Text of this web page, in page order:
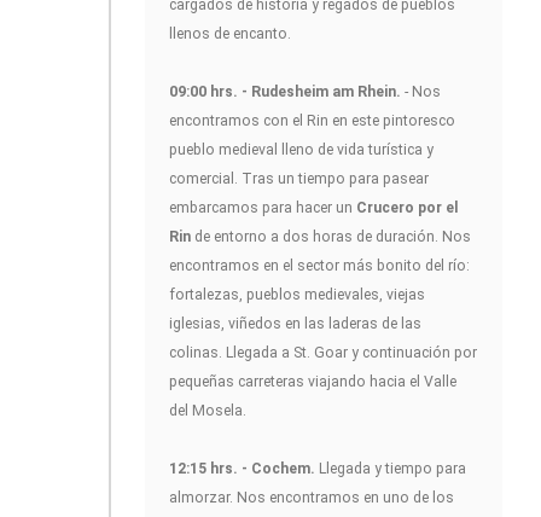
cargados de historia y regados de pueblos
llenos de encanto.
09:00 hrs. - Rudesheim am Rhein. - Nos
encontramos con el Rin en este pintoresco
pueblo medieval lleno de vida turística y
comercial. Tras un tiempo para pasear
embarcamos para hacer un Crucero por el
Rin de entorno a dos horas de duración. Nos
encontramos en el sector más bonito del río:
fortalezas, pueblos medievales, viejas
iglesias, viñedos en las laderas de las
colinas. Llegada a St. Goar y continuación por
pequeñas carreteras viajando hacia el Valle
del Mosela.
12:15 hrs. - Cochem. Llegada y tiempo para
almorzar. Nos encontramos en uno de los